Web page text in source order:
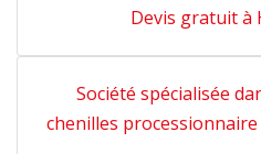
Devis gratuit à
Société spécialisée
chenilles